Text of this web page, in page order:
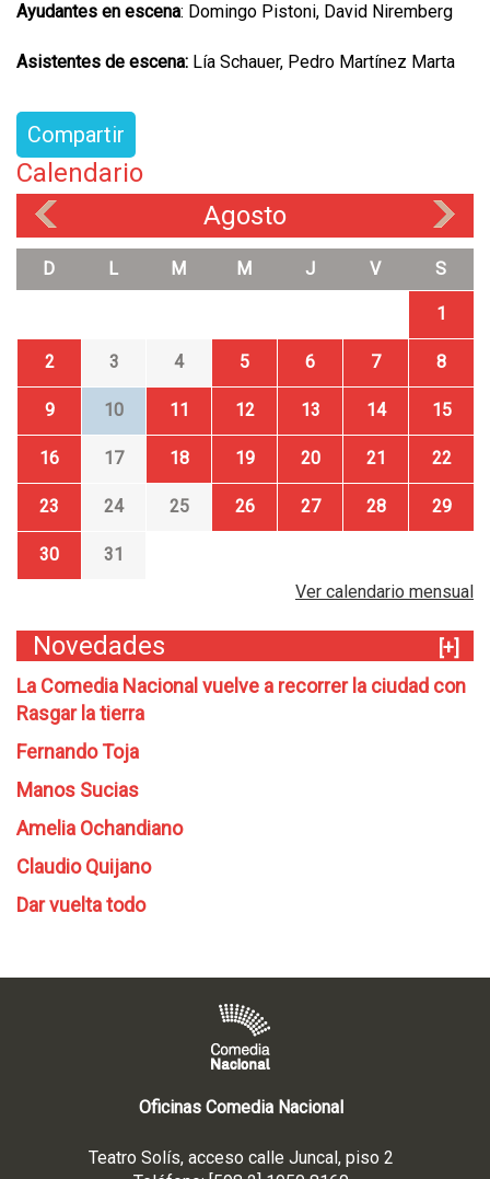
Ayudantes en escena: Domingo Pistoni, David Niremberg
Asistentes de escena: Lía Schauer, Pedro Martínez Marta
Compartir
Calendario
Agosto
D L M M J V S
1
2 3 4 5 6 7 8
9 10 11 12 13 14 15
16 17 18 19 20 21 22
23 24 25 26 27 28 29
30
31
Ver calendario mensual
Novedades
[+]
La Comedia Nacional vuelve a recorrer la ciudad con
Rasgar la tierra
Fernando Toja
Manos Sucias
Amelia Ochandiano
Claudio Quijano
Dar vuelta todo
Oficinas Comedia Nacional
Teatro Solís, acceso calle Juncal, piso 2